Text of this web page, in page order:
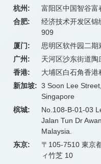
杭州:
富阳区中国智谷富
合肥:
经济技术开发区
909
厦门:
思明区软件园二
广州:
天河区沙东街道
香港:
大埔区白石角香
新加坡: 3 Soon Lee
Singapore
槟城:
No.108-B-01-03
Jalan Tun Dr
Malaysia.
东京:
〒105-7510 東京
ィ竹芝 10